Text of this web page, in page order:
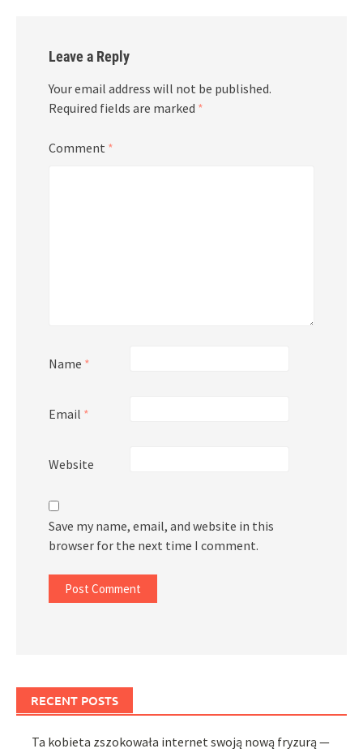
Leave a Reply
Your email address will not be published.
Required fields are marked *
Comment *
Name *
Email *
Website
Save my name, email, and website in this
browser for the next time I comment.
RECENT POSTS
Ta kobieta zszokowała internet swoją nową fryzurą —